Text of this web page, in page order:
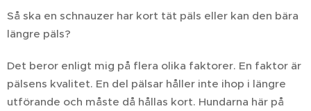
Så ska en schnauzer har kort tät päls eller kan den bära
längre päls?
Det beror enligt mig på flera olika faktorer. En faktor är
pälsens kvalitet. En del pälsar håller inte ihop i längre
utförande och måste då hållas kort. Hundarna här på